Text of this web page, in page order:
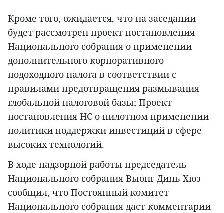
Кроме того, ожидается, что на заседании
будет рассмотрен проект постановления
Национального собрания о применении
дополнительного корпоративного
подоходного налога в соответствии с
правилами предотвращения размывания
глобальной налоговой базы; Проект
постановления НС о пилотном применении
политики поддержки инвестиций в сфере
высоких технологий.
В ходе надзорной работы председатель
Национального собрания Выонг Динь Хюэ
сообщил, что Постоянный комитет
Национального собрания даст комментарии